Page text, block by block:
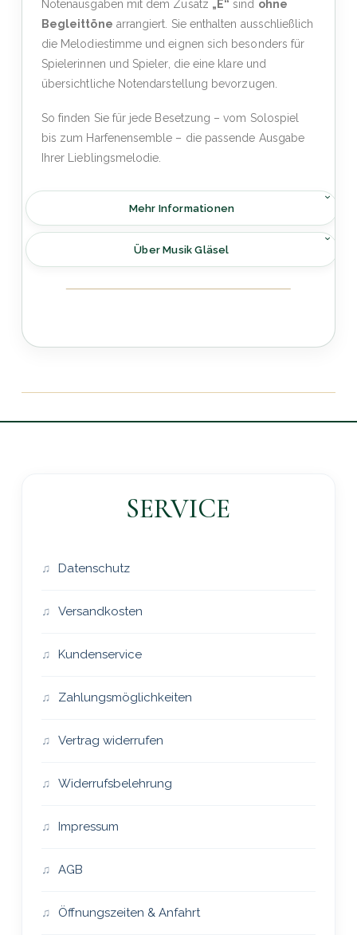
Notenausgaben mit dem Zusatz „E“ sind ohne
Begleittöne arrangiert. Sie enthalten ausschließlich
die Melodiestimme und eignen sich besonders für
Spielerinnen und Spieler, die eine klare und
übersichtliche Notendarstellung bevorzugen.
So finden Sie für jede Besetzung – vom Solospiel
bis zum Harfenensemble – die passende Ausgabe
Ihrer Lieblingsmelodie.
Mehr Informationen
Über Musik Gläsel
SERVICE
Datenschutz
Versandkosten
Kundenservice
Zahlungsmöglichkeiten
Vertrag widerrufen
Widerrufsbelehrung
Impressum
AGB
Öffnungszeiten & Anfahrt